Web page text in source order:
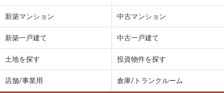
沖縄県豊見城市字根差部
4.60万円
沖縄県豊見城市字根差部
新築マンション 中古マンション
新築一戸建て 中古一戸建て
土地を探す 投資物件を探す
店舗/事業用 倉庫/トランクルーム